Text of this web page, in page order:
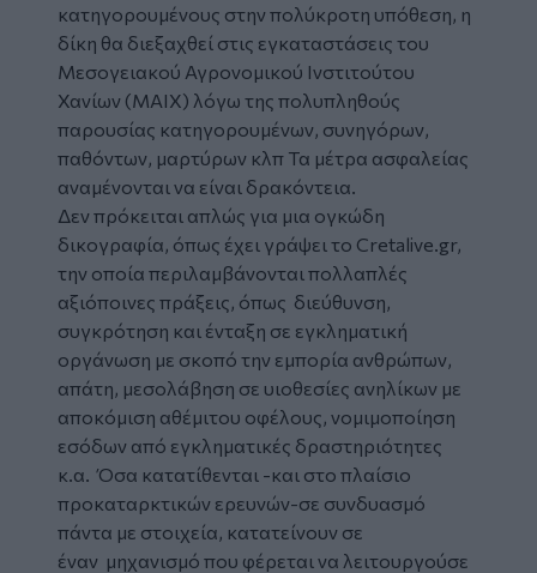
κατηγορουμένους στην πολύκροτη υπόθεση, η
δίκη θα διεξαχθεί στις εγκαταστάσεις του
Μεσογειακού Αγρονομικού Ινστιτούτου
Χανίων (ΜΑΙΧ) λόγω της πολυπληθούς
παρουσίας κατηγορουμένων, συνηγόρων,
παθόντων, μαρτύρων κλπ Τα μέτρα ασφαλείας
αναμένονται να είναι δρακόντεια.
Δεν πρόκειται απλώς για μια ογκώδη
δικογραφία, όπως έχει γράψει το Cretalive.gr,
την οποία περιλαμβάνονται πολλαπλές
αξιόποινες πράξεις, όπως διεύθυνση,
συγκρότηση και ένταξη σε εγκληματική
οργάνωση με σκοπό την εμπορία ανθρώπων,
απάτη, μεσολάβηση σε υιοθεσίες ανηλίκων με
αποκόμιση αθέμιτου οφέλους, νομιμοποίηση
εσόδων από εγκληματικές δραστηριότητες
κ.α. Όσα κατατίθενται -και στο πλαίσιο
προκαταρκτικών ερευνών-σε συνδυασμό
πάντα με στοιχεία, κατατείνουν σε
έναν μηχανισμό που φέρεται να λειτουργούσε